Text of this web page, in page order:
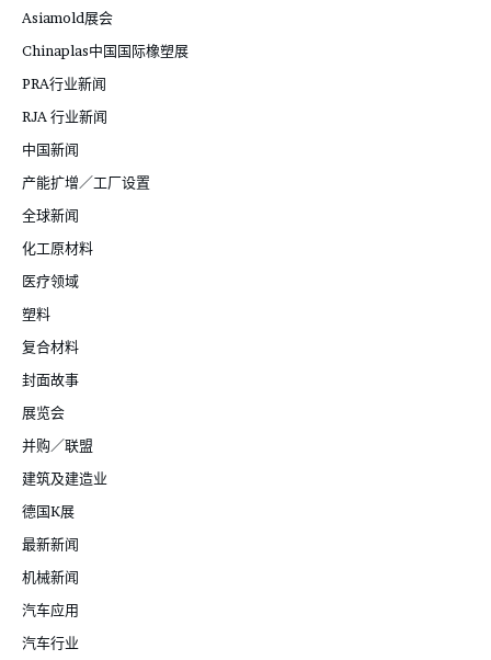
Asiamold展会
Chinaplas中国国际橡塑展
PRA行业新闻
RJA 行业新闻
中国新闻
产能扩增／工厂设置
全球新闻
化工原材料
医疗领域
塑料
复合材料
封面故事
展览会
并购／联盟
建筑及建造业
德国K展
最新新闻
机械新闻
汽车应用
汽车行业